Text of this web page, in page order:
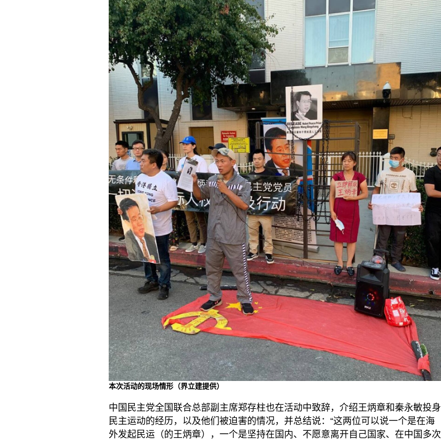
本次活动的现场情形（界立建提供）
中国民主党全国联合总部副主席郑存柱也在活动中致辞，介绍王炳章和秦永敏投身
民主运动的经历，以及他们被迫害的情况，并总结说：“这两位可以说一个是在海
外发起民运（的王炳章），一个是坚持在国内、不愿意离开自己国家、在中国多次